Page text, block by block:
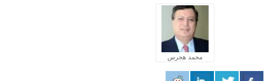
محمد هجرس